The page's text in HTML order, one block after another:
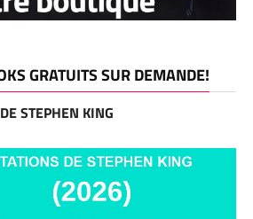
GRATUITS SUR DEMANDE!
STEPHEN KING